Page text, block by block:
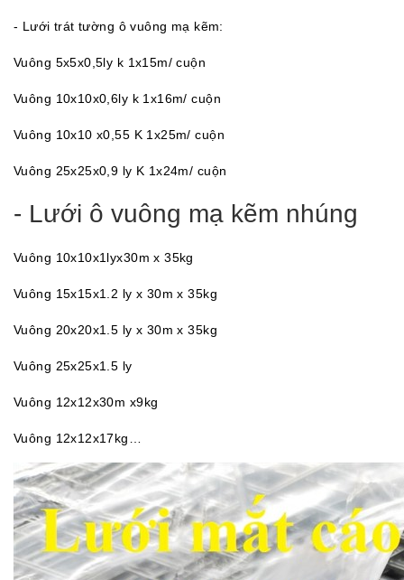
- Lưới trát tường ô vuông mạ kẽm:
Vuông 5x5x0,5ly k 1x15m/ cuộn
Vuông 10x10x0,6ly k 1x16m/ cuộn
Vuông 10x10 x0,55 K 1x25m/ cuộn
Vuông 25x25x0,9 ly K 1x24m/ cuộn
- Lưới ô vuông mạ kẽm nhúng
Vuông 10x10x1lyx30m x 35kg
Vuông 15x15x1.2 ly x 30m x 35kg
Vuông 20x20x1.5 ly x 30m x 35kg
Vuông 25x25x1.5 ly
Vuông 12x12x30m x9kg
Vuông 12x12x17kg…